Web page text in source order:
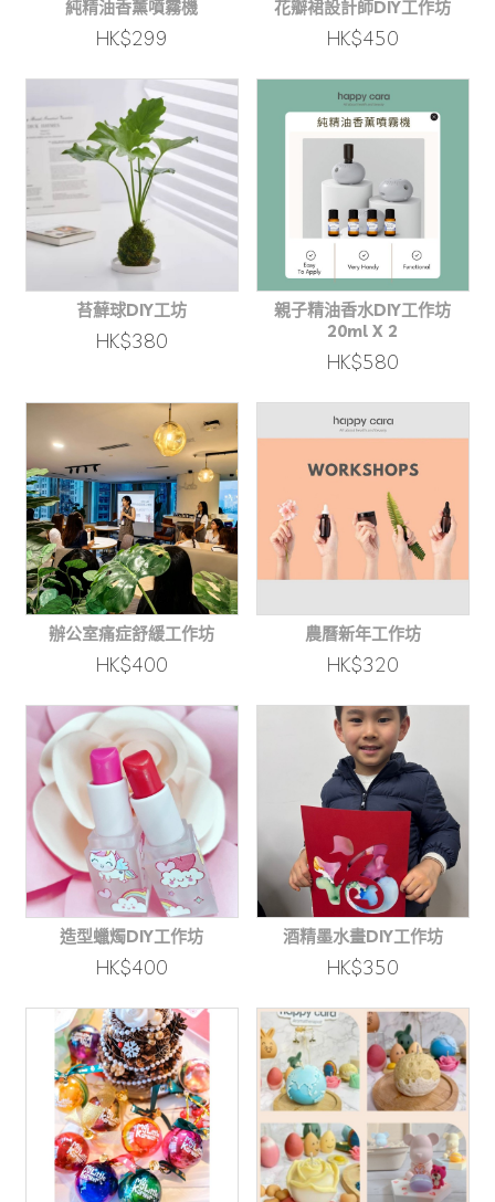
純精油香薰噴霧機
HK$299
花瓣裙設計師DIY工作坊
HK$450
苔蘚球DIY工坊
HK$380
親子精油香水DIY工作坊
20ml X 2
HK$580
辦公室痛症舒緩工作坊
HK$400
農曆新年工作坊
HK$320
造型蠟燭DIY工作坊
HK$400
酒精墨水畫DIY工作坊
HK$350